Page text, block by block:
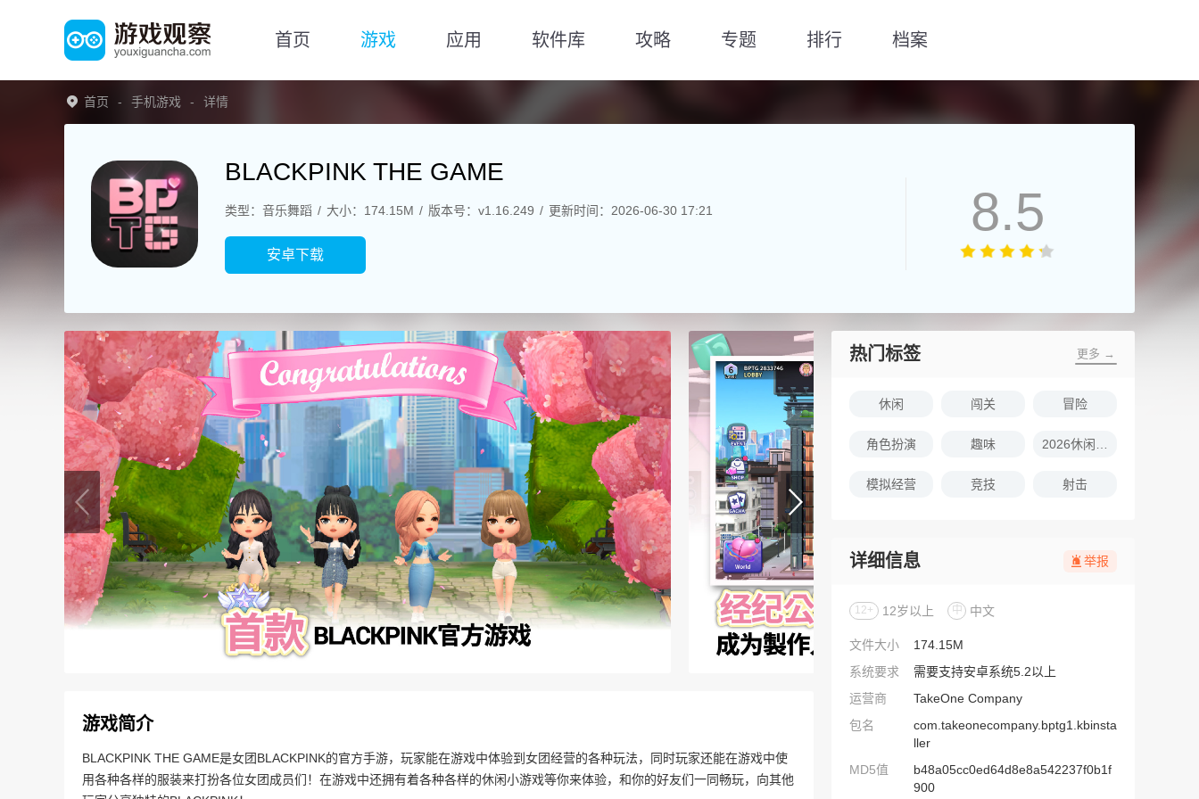
首页 游戏 应用 软件库 攻略 专题 排行 档案
首页 手机游戏 详情
BLACKPINK THE GAME
类型：音乐舞蹈 大小：174.15M 版本号：v1.16.249 更新时间：2026-06-30 17:21
安卓下载
8.5
游戏简介
BLACKPINK THE GAME是女团BLACKPINK的官方手游，玩家能在游戏中体验到女团经营的各种玩法，同时玩家还能在游戏中使
用各种各样的服装来打扮各位女团成员们！在游戏中还拥有着各种各样的休闲小游戏等你来体验，和你的好友们一同畅玩，向其他
热门标签 更多 →
休闲 闯关 冒险
角色扮演 趣味
模拟经营 竞技 射击
详细信息 举报
12+ 12岁以上 中 中文
文件大小
174.15M
系统要求
需要支持安卓系统5.2以上
运营商
TakeOne Company
包名
com.takeonecompany.bptg1.kbinsta
ller
MD5值
b48a05cc0ed64d8e8a542237f0b1f
900